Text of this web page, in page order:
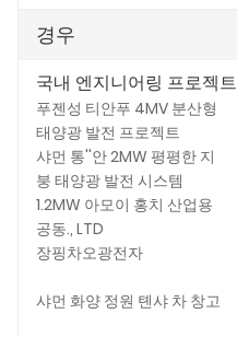
경우
국내 엔지니어링 프로젝트
푸젠성 티안푸 4MV 분산형
태양광 발전 프로젝트
샤먼 통''안 2MW 평평한 지
붕 태양광 발전 시스템
1.2MW 아모이 홍치 산업용
공동., LTD
장핑차오광전자
샤먼 화양 정원 톈샤 차 창고